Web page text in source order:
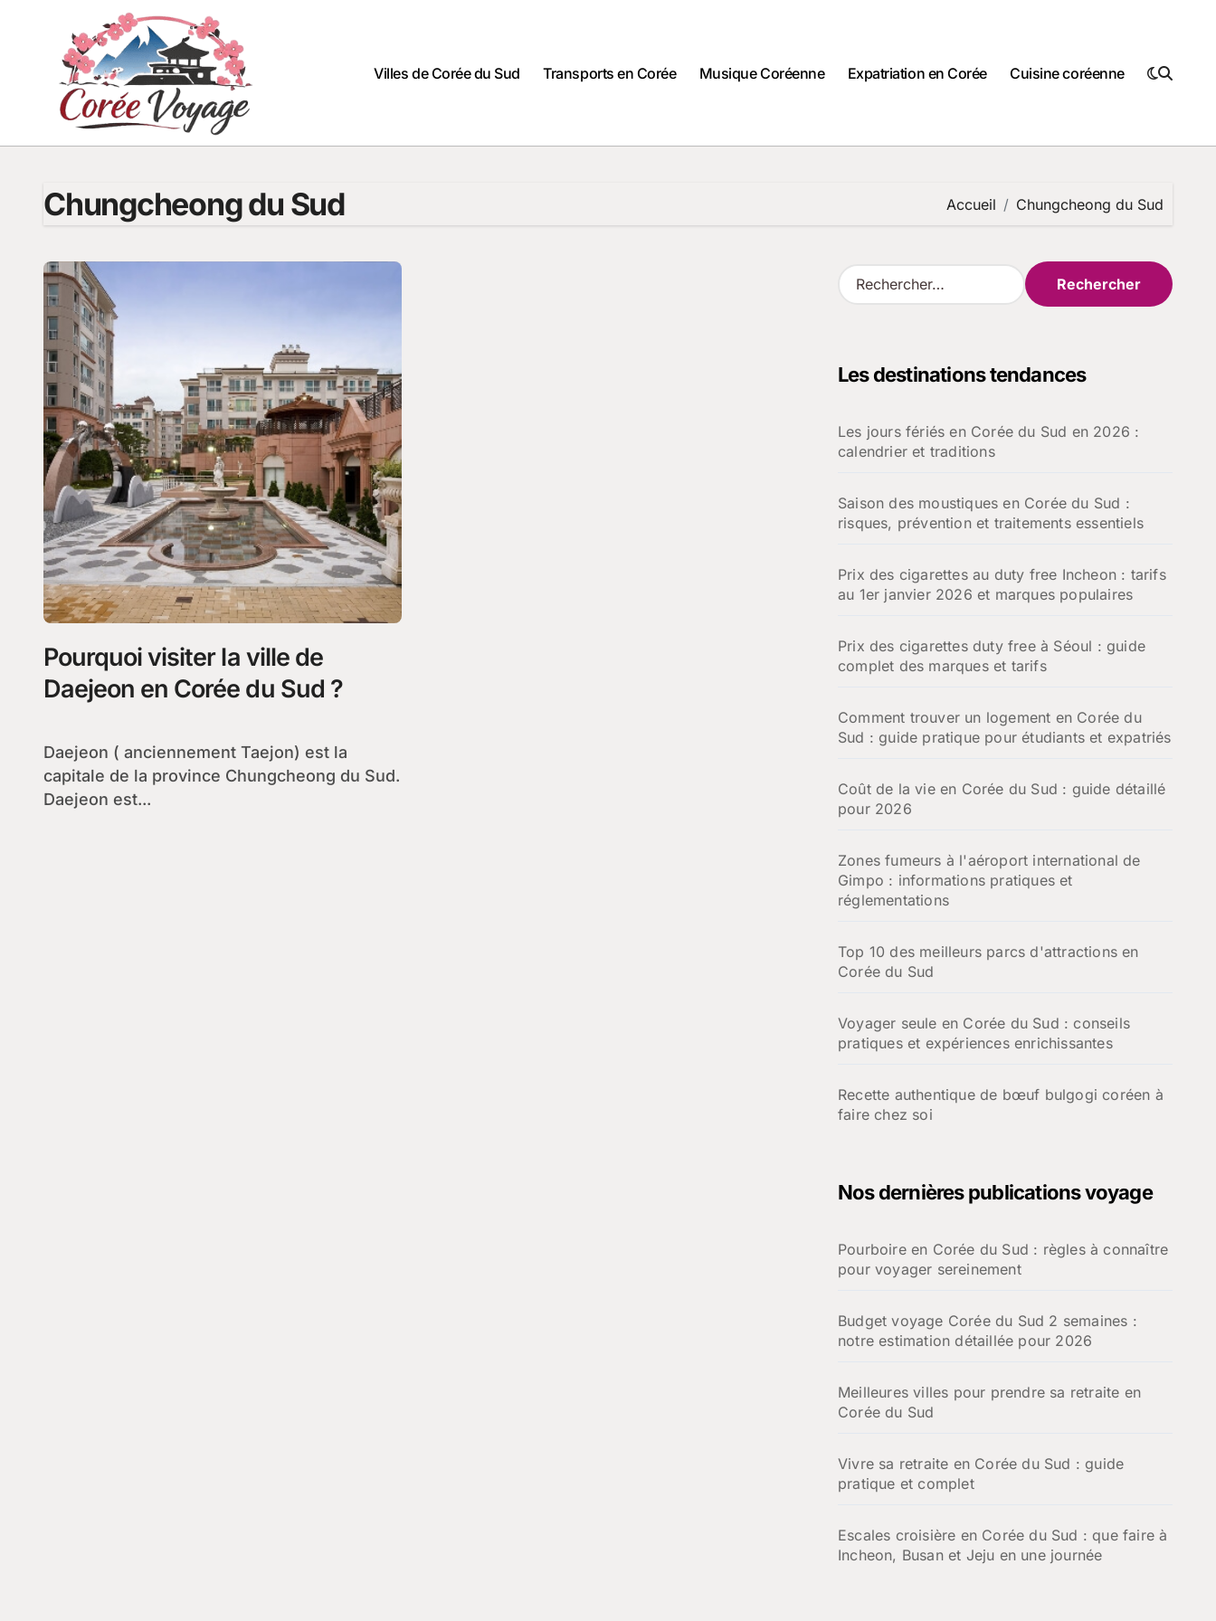
Villes de Corée du Sud
Transports en Corée Musique Coréenne Expatriation en Corée Cuisine coréenne
Chungcheong du Sud Accueil Chungcheong du Sud
Pourquoi visiter la ville de
Daejeon en Corée du Sud ?
Daejeon ( anciennement Taejon) est la
capitale de la province Chungcheong du Sud.
Daejeon est...
R
e
r
e
r
Les destinations tendances
Les jours fériés en Corée du Sud en 2026 :
calendrier et traditions
Saison des moustiques en Corée du Sud :
risques, prévention et traitements essentiels
Prix des cigarettes au duty free Incheon : tarifs
au 1er janvier 2026 et marques populaires
Prix des cigarettes duty free à Séoul : guide
complet des marques et tarifs
Comment trouver un logement en Corée du
Sud : guide pratique pour étudiants et expatriés
Coût de la vie en Corée du Sud : guide détaillé
pour 2026
Zones fumeurs à l'aéroport international de
Gimpo : informations pratiques et
réglementations
Top 10 des meilleurs parcs d'attractions en
Corée du Sud
Voyager seule en Corée du Sud : conseils
pratiques et expériences enrichissantes
Recette authentique de bœuf bulgogi coréen à
faire chez soi
Nos dernières publications voyage
Pourboire en Corée du Sud : règles à connaître
pour voyager sereinement
Budget voyage Corée du Sud 2 semaines :
notre estimation détaillée pour 2026
Meilleures villes pour prendre sa retraite en
Corée du Sud
Vivre sa retraite en Corée du Sud : guide
pratique et complet
Escales croisière en Corée du Sud : que faire à
Incheon, Busan et Jeju en une journée